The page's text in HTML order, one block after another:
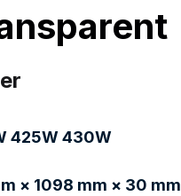
425W 430W
× 1098 mm × 30 mm